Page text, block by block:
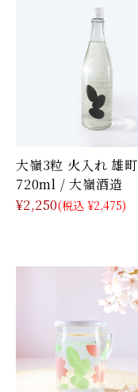
大嶺3粒 火入れ 雄町
720ml / 大嶺酒造
¥2,250(税込 ¥2,475)